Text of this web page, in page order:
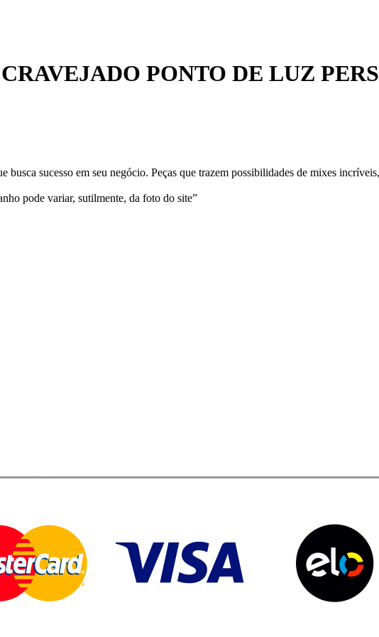
PONTO DE LUZ
busca sucesso em seu negócio. Peças que trazem possibilidades de mixes
pode variar, sutilmente, da foto do site”